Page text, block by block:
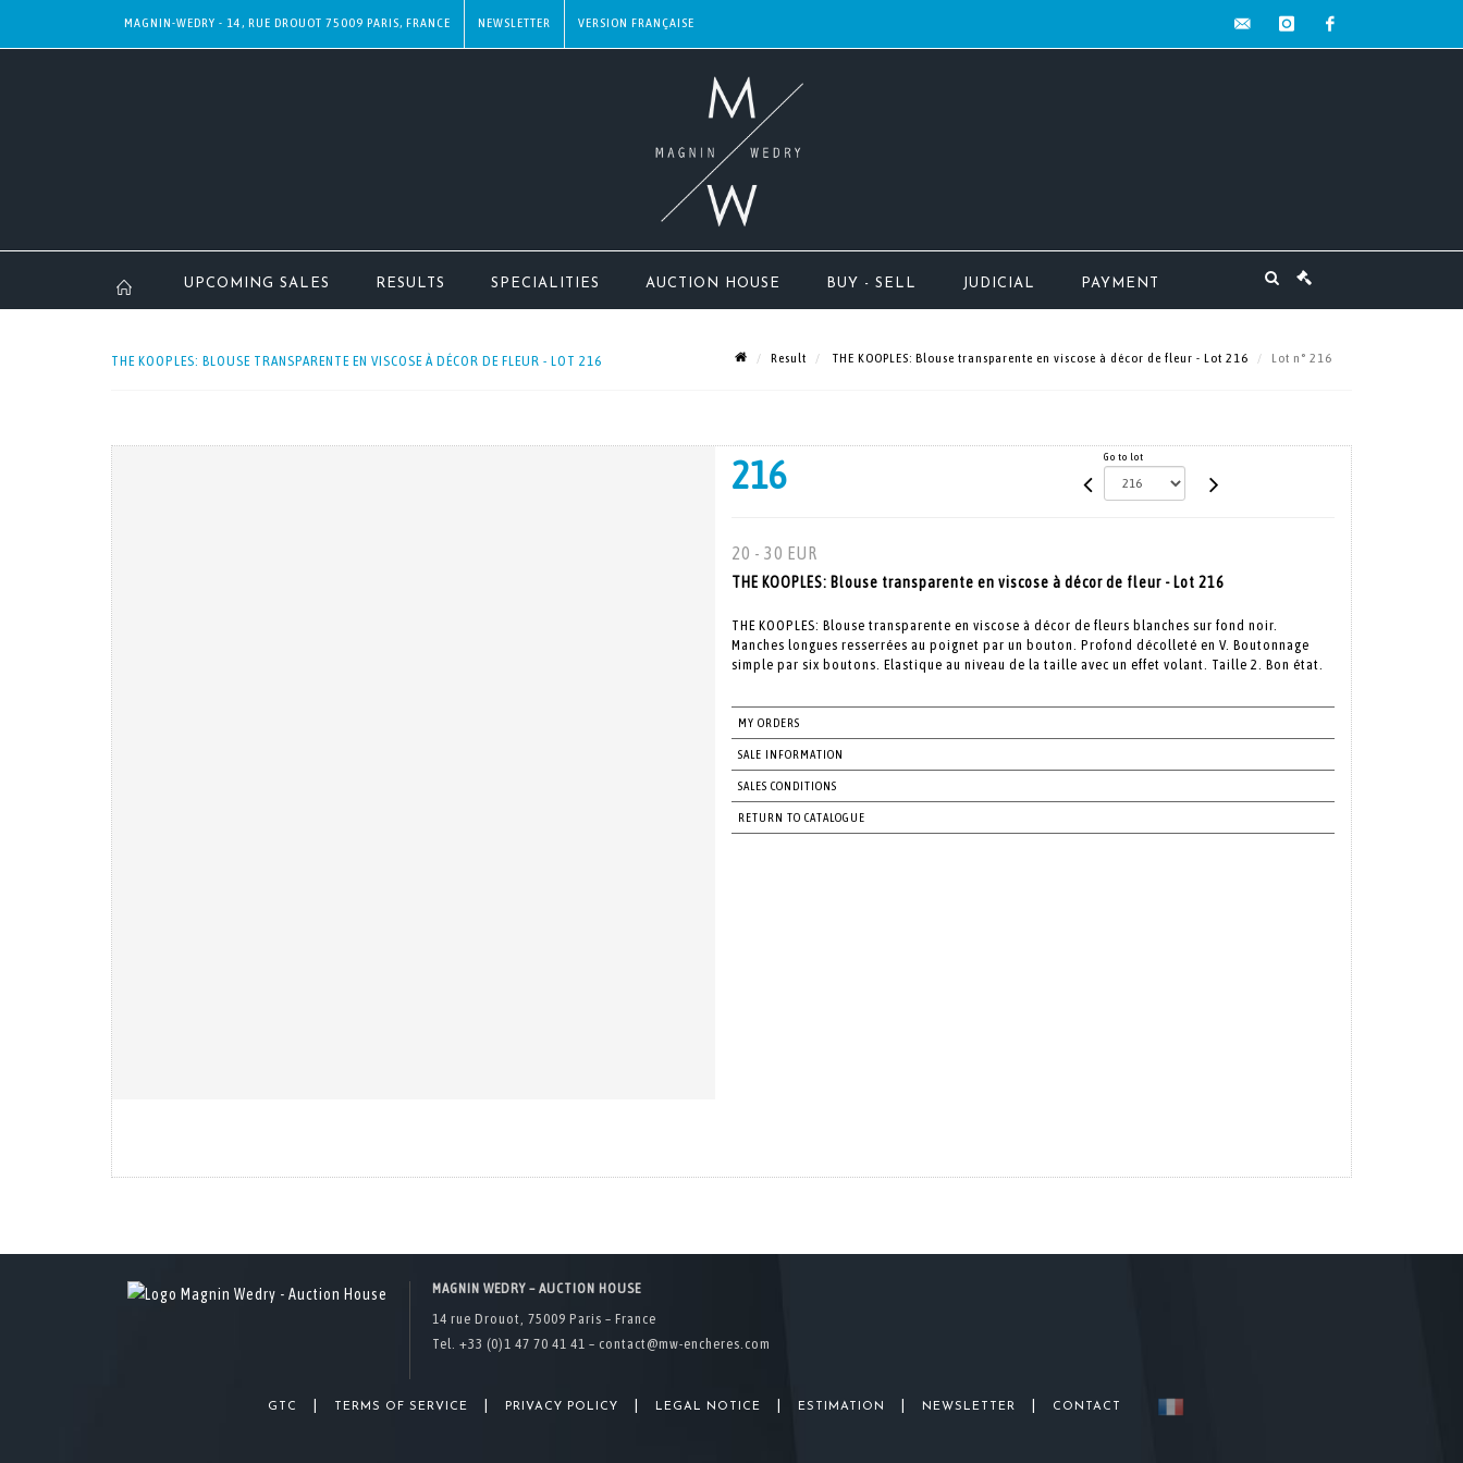
MAGNIN-WEDRY - 14, RUE DROUOT 75009 PARIS, FRANCE NEWSLETTER
UPCOMING SALES RESULTS SPECIALITIES AUCTION HOUSE BUY - SELL JUDICIAL PAYMENT
THE KOOPLES: BLOUSE TRANSPARENTE EN VISCOSE À DÉCOR DE FLEUR - LOT 216 Result THE KOOPLES: Blouse transparente en viscose à décor de fleur - Lot 216 Lot n° 216
216 Go to lot
20 - 30 EUR
THE KOOPLES: Blouse transparente en viscose à décor de fleur - Lot 216
THE KOOPLES: Blouse transparente en viscose à décor de fleurs blanches sur fond noir.
Manches longues resserrées au poignet par un bouton. Profond décolleté en V. Boutonnage
simple par six boutons. Elastique au niveau de la taille avec un effet volant. Taille 2. Bon état.
MY ORDERS
SALE INFORMATION
SALES CONDITIONS
RETURN TO CATALOGUE
MAGNIN WEDRY – AUCTION HOUSE
14 rue Drouot, 75009 Paris – France
Tel. +33 (0)1 47 70 41 41 – contact@mw-encheres.com
GTC TERMS OF SERVICE PRIVACY POLICY LEGAL NOTICE ESTIMATION NEWSLETTER CONTACT